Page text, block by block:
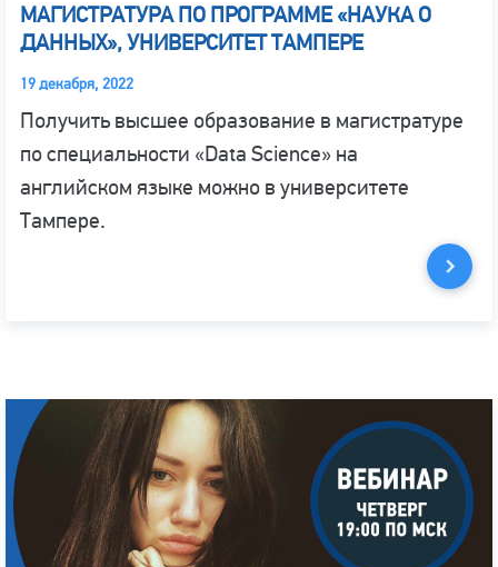
МАГИСТРАТУРА ПО ПРОГРАММЕ «НАУКА О
ДАННЫХ», УНИВЕРСИТЕТ ТАМПЕРЕ
19 декабря, 2022
Получить высшее образование в магистратуре
по специальности «Data Science» на
английском языке можно в университете
Тампере.